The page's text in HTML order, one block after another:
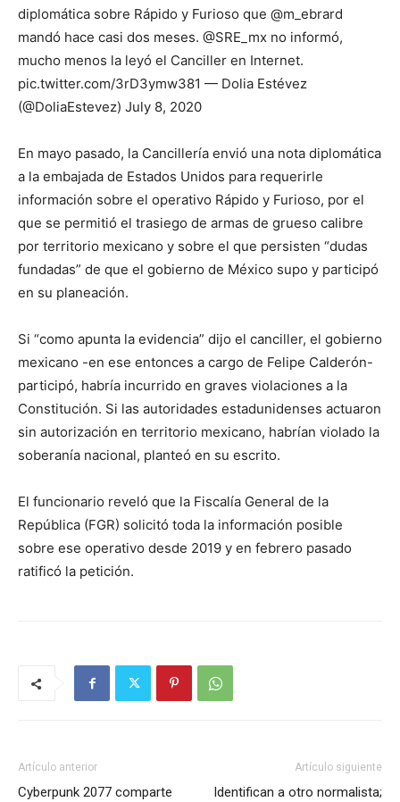
diplomática sobre Rápido y Furioso que ⁦@m_ebrard⁩
mandó hace casi dos meses. ⁦@SRE_mx⁩ no informó,
mucho menos la leyó el Canciller en Internet.
pic.twitter.com/3rD3ymw381 — Dolia Estévez
(@DoliaEstevez) July 8, 2020
En mayo pasado, la Cancillería envió una nota diplomática
a la embajada de Estados Unidos para requerirle
información sobre el operativo Rápido y Furioso, por el
que se permitió el trasiego de armas de grueso calibre
por territorio mexicano y sobre el que persisten “dudas
fundadas” de que el gobierno de México supo y participó
en su planeación.
Si “como apunta la evidencia” dijo el canciller, el gobierno
mexicano -en ese entonces a cargo de Felipe Calderón-
participó, habría incurrido en graves violaciones a la
Constitución. Si las autoridades estadunidenses actuaron
sin autorización en territorio mexicano, habrían violado la
soberanía nacional, planteó en su escrito.
El funcionario reveló que la Fiscalía General de la
República (FGR) solicitó toda la información posible
sobre ese operativo desde 2019 y en febrero pasado
ratificó la petición.
Artículo anterior
Cyberpunk 2077 comparte
Artículo siguiente
Identifican a otro normalista;